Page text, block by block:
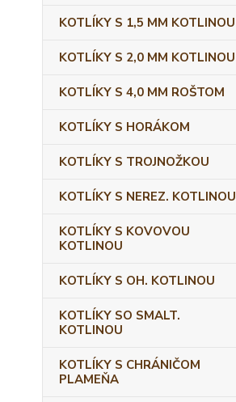
KOTLÍKY S 1,5 MM KOTLINOU
KOTLÍKY S 2,0 MM KOTLINOU
KOTLÍKY S 4,0 MM ROŠTOM
KOTLÍKY S HORÁKOM
KOTLÍKY S TROJNOŽKOU
KOTLÍKY S NEREZ. KOTLINOU
KOTLÍKY S KOVOVOU
KOTLINOU
KOTLÍKY S OH. KOTLINOU
KOTLÍKY SO SMALT.
KOTLINOU
KOTLÍKY S CHRÁNIČOM
PLAMEŇA